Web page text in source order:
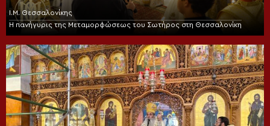
Ι.Μ. Θεσσαλονίκης
Η πανήγυρις της Μεταμορφώσεως του Σωτήρος στη Θεσσαλονίκη